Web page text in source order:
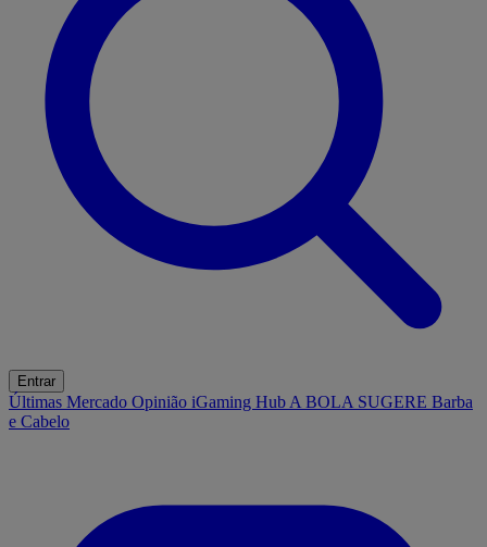
Entrar
Últimas Mercado Opinião iGaming Hub A BOLA SUGERE Barba
e Cabelo